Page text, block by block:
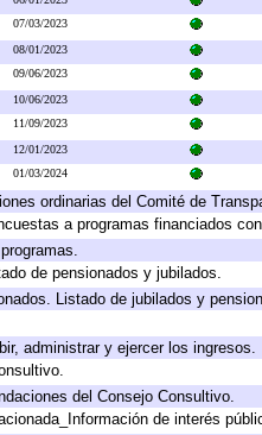
07/03/2023
08/01/2023
09/06/2023
10/06/2023
11/09/2023
12/01/2023
01/03/2024
ordinarias del Comité de
a programas financiados
de pensionados y jubilados.
Listado de jubilados y
administrar y ejercer los ingresos.
del Consejo Consultivo.
de interés